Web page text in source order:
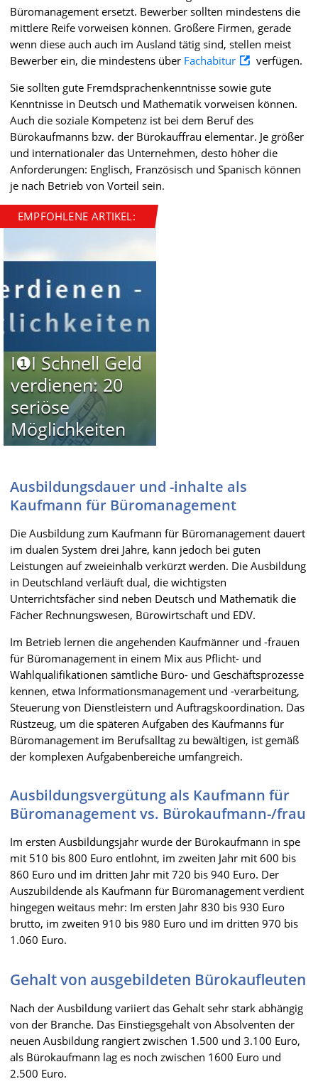
Büromanagement ersetzt. Bewerber sollten mindestens die
mittlere Reife vorweisen können. Größere Firmen, gerade
wenn diese auch auch im Ausland tätig sind, stellen meist
Bewerber ein, die mindestens über Fachabitur
verfügen.
Sie sollten gute Fremdsprachenkenntnisse sowie gute
Kenntnisse in Deutsch und Mathematik vorweisen können.
Auch die soziale Kompetenz ist bei dem Beruf des
Bürokaufmanns bzw. der Bürokauffrau elementar. Je größer
und internationaler das Unternehmen, desto höher die
Anforderungen: Englisch, Französisch und Spanisch können
je nach Betrieb von Vorteil sein.
EMPFOHLENE ARTIKEL:
I❶I Schnell Geld
verdienen: 20
seriöse
Möglichkeiten
Ausbildungsdauer und -inhalte als
Kaufmann für Büromanagement
Die Ausbildung zum Kaufmann für Büromanagement dauert
im dualen System drei Jahre, kann jedoch bei guten
Leistungen auf zweieinhalb verkürzt werden. Die Ausbildung
in Deutschland verläuft dual, die wichtigsten
Unterrichtsfächer sind neben Deutsch und Mathematik die
Fächer Rechnungswesen, Bürowirtschaft und EDV.
Im Betrieb lernen die angehenden Kaufmänner und -frauen
für Büromanagement in einem Mix aus Pflicht- und
Wahlqualifikationen sämtliche Büro- und Geschäftsprozesse
kennen, etwa Informationsmanagement und -verarbeitung,
Steuerung von Dienstleistern und Auftragskoordination. Das
Rüstzeug, um die späteren Aufgaben des Kaufmanns für
Büromanagement im Berufsalltag zu bewältigen, ist gemäß
der komplexen Aufgabenbereiche umfangreich.
Ausbildungsvergütung als Kaufmann für
Büromanagement vs. Bürokaufmann-/frau
Im ersten Ausbildungsjahr wurde der Bürokaufmann in spe
mit 510 bis 800 Euro entlohnt, im zweiten Jahr mit 600 bis
860 Euro und im dritten Jahr mit 720 bis 940 Euro. Der
Auszubildende als Kaufmann für Büromanagement verdient
hingegen weitaus mehr: Im ersten Jahr 830 bis 930 Euro
brutto, im zweiten 910 bis 980 Euro und im dritten 970 bis
1.060 Euro.
Gehalt von ausgebildeten Bürokaufleuten
Nach der Ausbildung variiert das Gehalt sehr stark abhängig
von der Branche. Das Einstiegsgehalt von Absolventen der
neuen Ausbildung rangiert zwischen 1.500 und 3.100 Euro,
als Bürokaufmann lag es noch zwischen 1600 Euro und
2.500 Euro.